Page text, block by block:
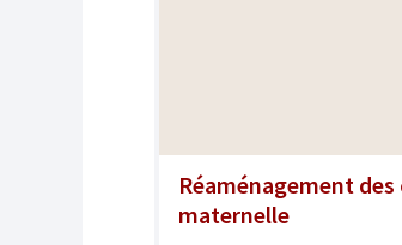
Réaménagement des
maternelle